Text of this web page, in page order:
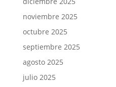
noviembre 2025
octubre 2025
septiembre 2025
agosto 2025
julio 2025